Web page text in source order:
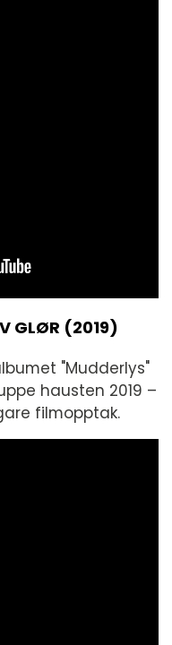
GLØR (2019)
"Mudderlys"
hausten 2019 –
filmopptak.